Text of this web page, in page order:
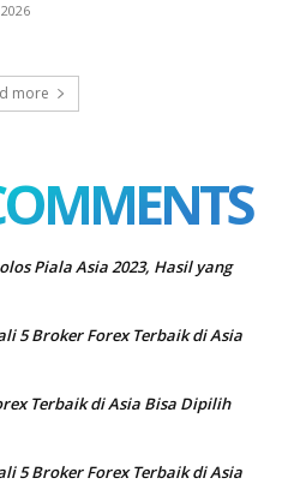
more
Piala Asia 2023, Hasil yang
5 Broker Forex Terbaik di Asia
Terbaik di Asia Bisa Dipilih
5 Broker Forex Terbaik di Asia